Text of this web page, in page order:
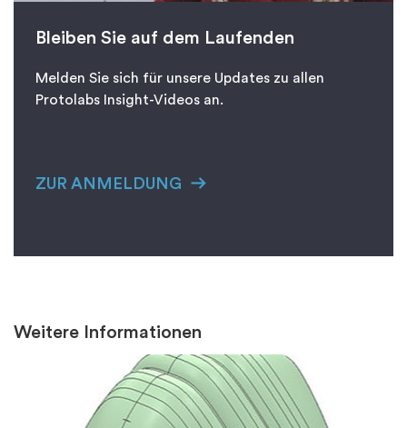
Bleiben Sie auf dem Laufenden
Melden Sie sich für unsere Updates zu allen
Protolabs Insight-Videos an.
ZUR ANMELDUNG
Weitere Informationen